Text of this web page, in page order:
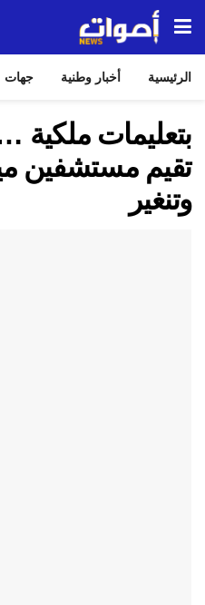
الرئيسية أخبار وطنية جهات
بتعليمات ملكية
تقيم مستشفين
وتنغير